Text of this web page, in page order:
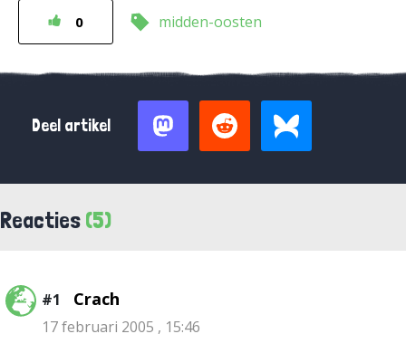
0 midden-oosten
Deel artikel
Reacties (5)
#1 Crach
17 februari 2005 , 15:46